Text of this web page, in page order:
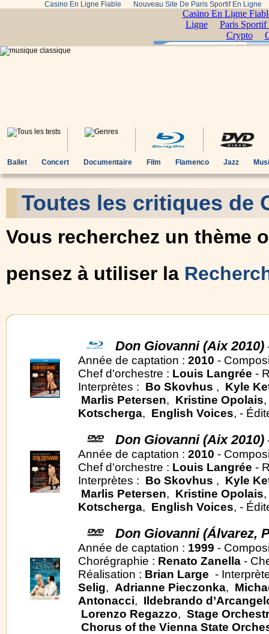
Casino En Ligne Fiable Nouveau Site De Paris Sportif En Ligne
Ballet Concert Documentaire Film Flamenco Jazz
Toutes les critiques de
Vous recherchez un thème
pensez à utiliser la
Don Giovanni (Aix 2010)
Année de captation : 2010 -
Chef d'orchestre : Louis Langrée -
Interprètes : Bo Skovhus , Kyle
Marlis Petersen, Kristine Opolais
Kotscherga, English Voices, -
Don Giovanni (Aix 2010)
Année de captation : 2010 -
Chef d'orchestre : Louis Langrée -
Interprètes : Bo Skovhus , Kyle
Marlis Petersen, Kristine Opolais
Kotscherga, English Voices, -
Don Giovanni (Álvarez,
Année de captation : 1999 -
Chorégraphie : Renato Zanella -
Réalisation : Brian Large -
Selig, Adrianne Pieczonka,
Antonacci, Ildebrando
Lorenzo Regazzo, Stage
Chorus of the Vienna State